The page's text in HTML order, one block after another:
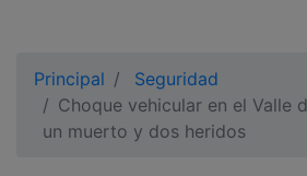
Principal
Seguridad
Choque vehicular en el Valle
un muerto y dos heridos